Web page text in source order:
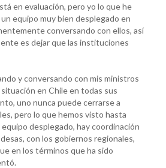
en evaluación, pero yo lo que he
equipo muy bien desplegado en
conversando con ellos, así
es dejar que las instituciones
y conversando con mis ministros
en Chile en todas sus
uno nunca puede cerrarse a
pero lo que hemos visto hasta
desplegado, hay coordinación
con los gobiernos regionales,
en los términos que ha sido